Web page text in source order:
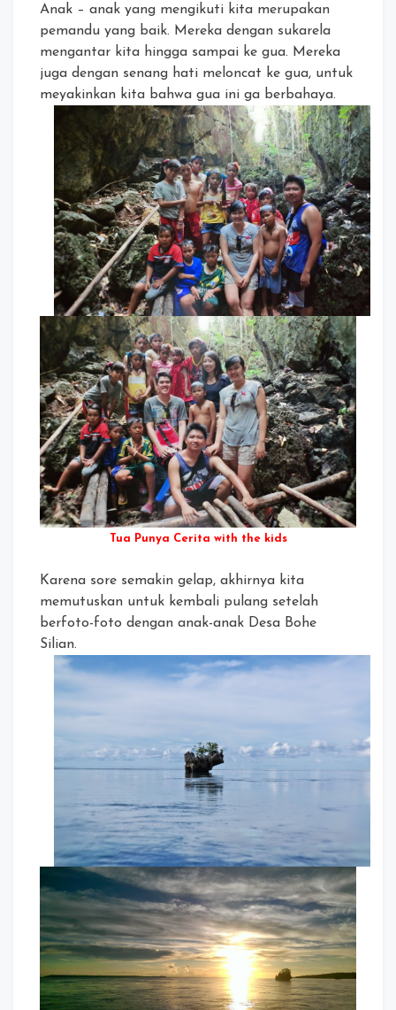
Anak – anak yang mengikuti kita merupakan
pemandu yang baik. Mereka dengan sukarela
mengantar kita hingga sampai ke gua. Mereka
juga dengan senang hati meloncat ke gua, untuk
meyakinkan kita bahwa gua ini ga berbahaya.
Tua Punya Cerita with the kids
Karena sore semakin gelap, akhirnya kita
memutuskan untuk kembali pulang setelah
berfoto-foto dengan anak-anak Desa Bohe
Silian.